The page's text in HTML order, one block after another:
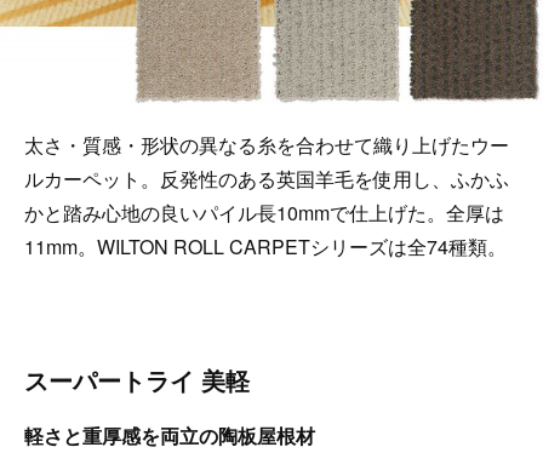
太さ・質感・形状の異なる糸を合わせて織り上げたウー
ルカーペット。反発性のある英国羊毛を使用し、ふかふ
かと踏み心地の良いパイル長10mmで仕上げた。全厚は
11mm。WILTON ROLL CARPETシリーズは全74種類。
スーパートライ 美軽
軽さと重厚感を両立の陶板屋根材